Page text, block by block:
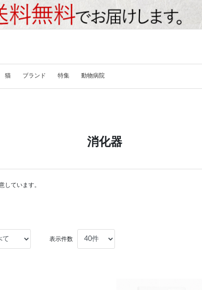
猫 ブランド 特集 動物病院
消化器
しています。
表示件数